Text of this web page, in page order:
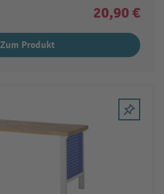
20,90 €
Zum Produkt